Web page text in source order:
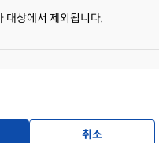
대상에서 제외됩니다.
취소